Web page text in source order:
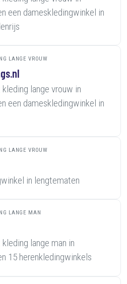
een dameskledingwinkel in
LANGE VROUW
lange vrouw in
een dameskledingwinkel in
LANGE VROUW
in lengtematen
LANGE MAN
lange man in
15 herenkledingwinkels